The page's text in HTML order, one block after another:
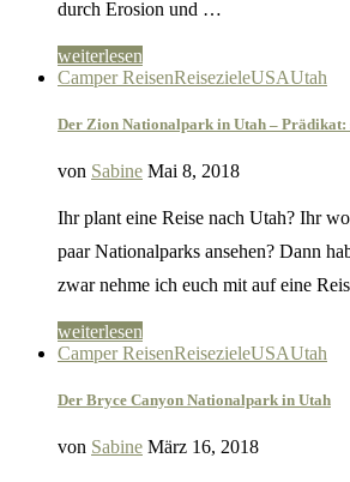
durch Erosion und …
weiterlesen
Camper ReisenReisezieleUSAUtah
Der Zion Nationalpark in Utah – Prädikat:
von Sabine Mai 8, 2018
Ihr plant eine Reise nach Utah? Ihr
paar Nationalparks ansehen? Dann
zwar nehme ich euch mit auf eine
weiterlesen
Camper ReisenReisezieleUSAUtah
Der Bryce Canyon Nationalpark in Utah
von Sabine März 16, 2018